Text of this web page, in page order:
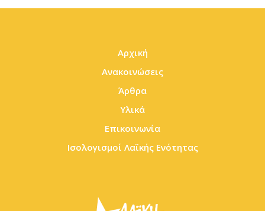
Αρχική
Ανακοινώσεις
Άρθρα
Υλικά
Επικοινωνία
Ισολογισμοί Λαϊκής Ενότητας